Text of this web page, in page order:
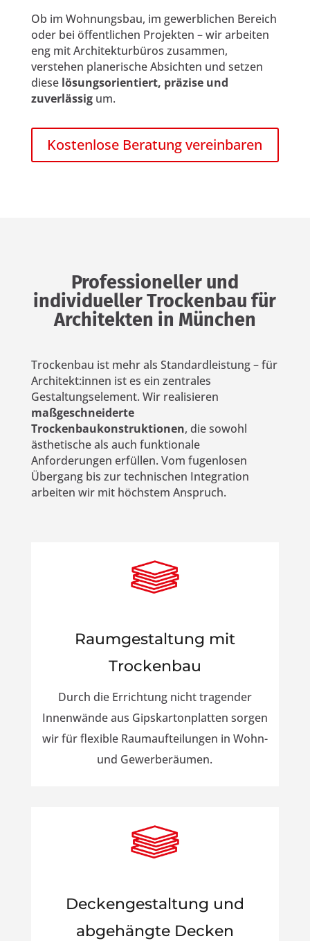
Ob im Wohnungsbau, im gewerblichen Bereich
oder bei öffentlichen Projekten – wir arbeiten
eng mit Architekturbüros zusammen,
verstehen planerische Absichten und setzen
diese lösungsorientiert, präzise und
zuverlässigum.
Kostenlose Beratung vereinbaren
Professioneller und
individueller Trockenbau für
Architekten in München
Trockenbau ist mehr als Standardleistung – für
Architekt:innen ist es ein zentrales
Gestaltungselement. Wir realisieren
maßgeschneiderte
Trockenbaukonstruktionen, die sowohl
ästhetische als auch funktionale
Anforderungen erfüllen. Vom fugenlosen
Übergang bis zur technischen Integration
arbeiten wir mit höchstem Anspruch.
Raumgestaltung mit
Trockenbau
Durch die Errichtung nicht tragender
Innenwände aus Gipskartonplatten sorgen
wir für flexible Raumaufteilungen in Wohn-
und Gewerberäumen.
Deckengestaltung und
abgehängte Decken